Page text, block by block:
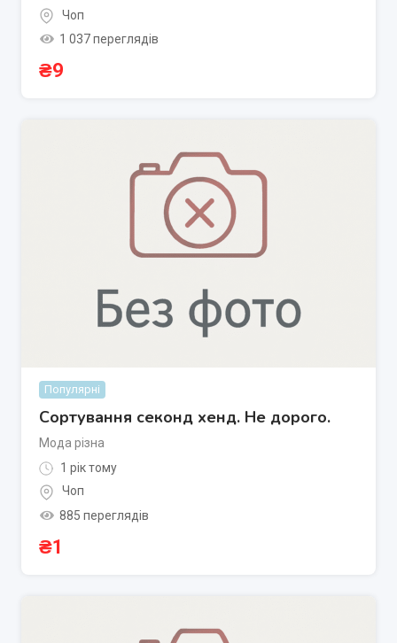
Чоп
1 037 переглядів
₴9
Популярні
Сортування секонд хенд. Не дорого.
Мода різна
1 рік тому
Чоп
885 переглядів
₴1